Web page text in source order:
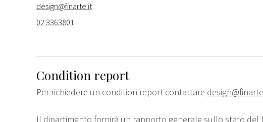
design@finarte.it
02 3363801
Condition report
Per richiedere un condition report contattare
Il dipartimento fornirà un rapporto generale sullo stato del